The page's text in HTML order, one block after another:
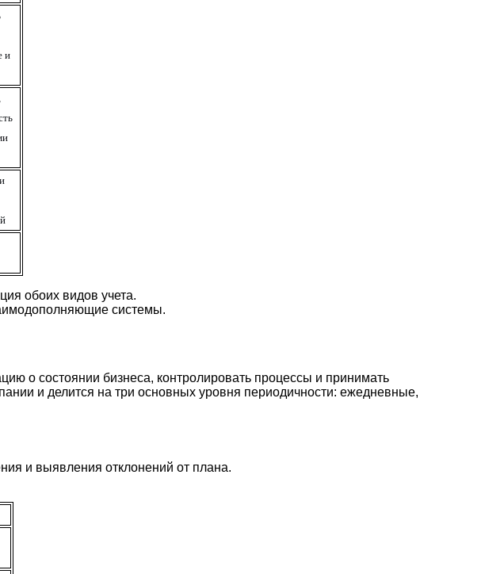
и
обоих видов учета.
системы.
о состоянии бизнеса, контролировать процессы и принимать
и делится на три основных уровня периодичности: ежедневные,
и выявления отклонений от плана.